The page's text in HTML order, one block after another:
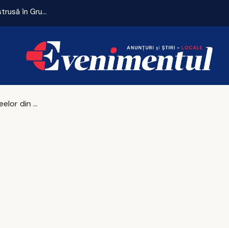
Remiză cu emoții pentru Universitatea Craiova. CFR Cluij, distrusă în Gruia!
Șeful muzeelor din România spulberă o teorie în cazul furtului: 'Sunt ferm convins că la ei toate procedurile de securitate au fost întru totul respectate'